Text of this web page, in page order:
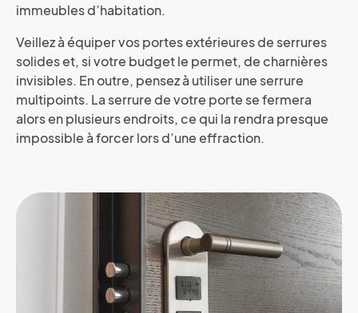
immeubles d’habitation.
Veillez à équiper vos portes extérieures de serrures
solides et, si votre budget le permet, de charnières
invisibles. En outre, pensez à utiliser une serrure
multipoints. La serrure de votre porte se fermera
alors en plusieurs endroits, ce qui la rendra presque
impossible à forcer lors d’une effraction.